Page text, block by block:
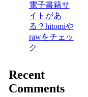
電子書籍サ
イトがあ
る？hitomiや
rawをチェッ
ク
Recent
Comments